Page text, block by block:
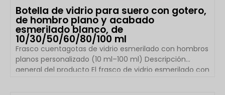
Botella de vidrio para suero con gotero,
de hombro plano y acabado
esmerilado blanco, de
10/30/50/60/80/100 ml
Frasco cuentagotas de vidrio esmerilado con hombros
planos personalizado (10 ml–100 ml) Descripción
general del producto El frasco de vidrio esmerilado con